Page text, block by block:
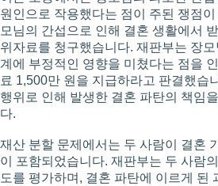
원인으로 작용했다는 점이 주된 쟁점
모님의 간섭으로 인해 결혼 생활에서
위자료를 청구했습니다. 재판부는 장
계에 부정적인 영향을 미쳤다는 점을
료 1,500만 원을 지급하라고 판결했습
행위로 인해 발생한 결혼 파탄의 책임
다.
재산 분할 문제에서는 두 사람이 결혼
이 포함되었습니다. 재판부는 두 사람
도를 평가하며, 결혼 파탄에 이르게 된